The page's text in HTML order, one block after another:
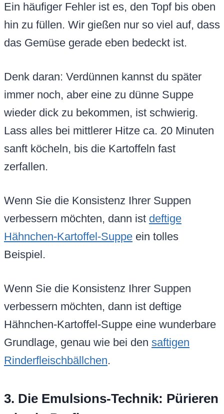
Ein häufiger Fehler ist es, den Topf bis oben
hin zu füllen. Wir gießen nur so viel auf, dass
das Gemüse gerade eben bedeckt ist.
Denk daran: Verdünnen kannst du später
immer noch, aber eine zu dünne Suppe
wieder dick zu bekommen, ist schwierig.
Lass alles bei mittlerer Hitze ca. 20 Minuten
sanft köcheln, bis die Kartoffeln fast
zerfallen.
Wenn Sie die Konsistenz Ihrer Suppen
verbessern möchten, dann ist deftige
Hähnchen-Kartoffel-Suppe ein tolles
Beispiel.
Wenn Sie die Konsistenz Ihrer Suppen
verbessern möchten, dann ist deftige
Hähnchen-Kartoffel-Suppe eine wunderbare
Grundlage, genau wie bei den saftigen
Rinderfleischbällchen.
3. Die Emulsions-Technik: Pürieren